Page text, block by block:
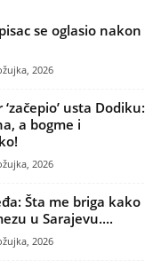
se oglasio nakon
2026
usta Dodiku:
a bogme i
2026
Šta me briga kako
u Sarajevu....
2026